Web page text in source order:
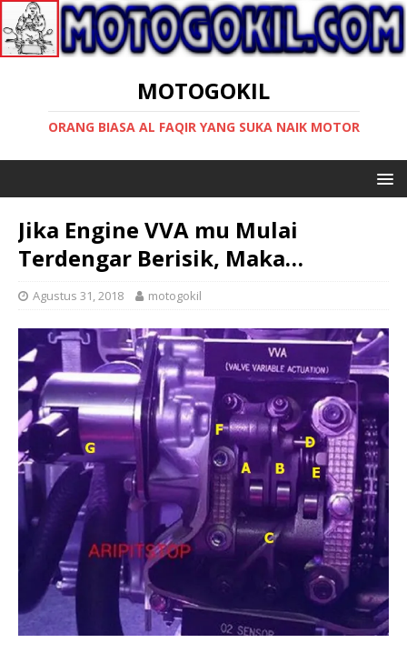
MOTOGOKIL
ORANG BIASA AL FAQIR YANG SUKA NAIK MOTOR
Jika Engine VVA mu Mulai
Terdengar Berisik, Maka…
Agustus 31, 2018 motogokil